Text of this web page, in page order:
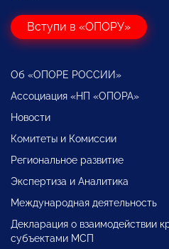
Вступи в «ОПОРУ»
Об «ОПОРЕ РОССИИ»
Ассоциация «НП «ОПОРА»
Новости
Комитеты и Комиссии
Региональное развитие
Экспертиза и Аналитика
Международная деятельность
Декларация о взаимодействии
субъектами МСП